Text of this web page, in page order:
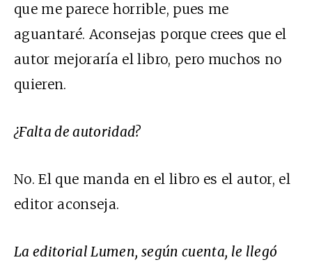
que me parece horrible, pues me
aguantaré. Aconsejas porque crees que el
autor mejoraría el libro, pero muchos no
quieren.
¿Falta de autoridad?
No. El que manda en el libro es el autor, el
editor aconseja.
La editorial Lumen, según cuenta, le llegó